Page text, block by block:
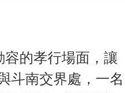
的孝行場面，讓
斗南交界處，一名